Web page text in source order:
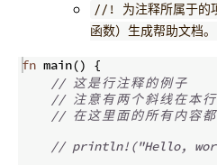
//! 为注释所属于的
函数）生成帮助文档。
fn main()
{
// 这是行注释的 例 子
// 注意 有两 个斜线在本行
// 在这里面的所 有内容都
// println!("Hello,